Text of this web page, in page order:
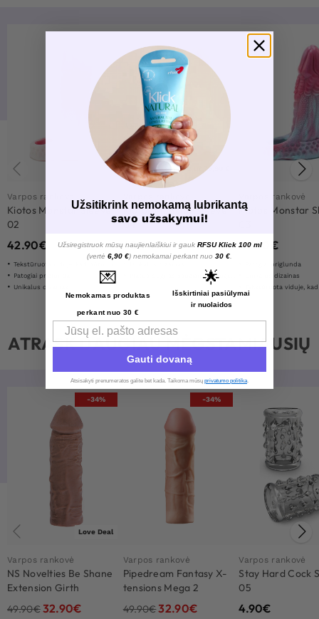
Varpos rankovė
Kiotos Monstar Sleeve
02
42.90€
Tekstūruota viduje, kad būtų maksimali stimuliacija
Patogiai priglunda
Unikalus dizainas
2 už 79,90 €
Kiotos Monstar Sleeve
04
42.90€
Platus dugnas saugiam ir saugiam naudojimui
Varpos rankovė
Kiotos Monstar
42.90 €
Patogiai priglunda
Unikalus dizainas
Tekstūruota viduje, kad būtų
ATRASK DAUGIAU MĖGSTAMIAUSIŲ
-34%
Love Deal
Varpos rankovė
NS Novelties Be Shane
Extension Girth
Enhancer
49.90€32.90€
-34%
Varpos rankovė
Pipedream Fantasy X-
tensions Mega 2
Extension
49.90€32.90€
Varpos rankovė
Stay Hard Cock
05
4.90€
Užsitikrink nemokamą lubrikantą
savo užsakymui!
Užsiregistruok mūsų naujienlaiškiui ir gauk RFSU Klick 100 ml
(vertė 6,90 €) nemokamai perkant nuo 30 €
💌
Nemokamas produktas
perkant nuo 30 €
🌟
Išskirtiniai pasiūlymai
ir nuolaidos
Email
Gauti dovaną
Atsisakyti prenumeratos galite bet kada. Taikoma mūsų privatumo politika